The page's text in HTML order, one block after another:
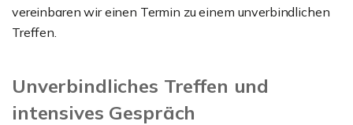
vereinbaren wir einen Termin zu einem unverbindlichen
Treffen.
Unverbindliches Treffen und
intensives Gespräch